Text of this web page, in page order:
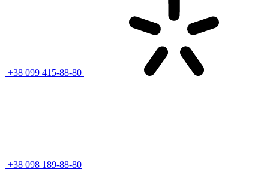
+38 099 415-88-80
+38 098 189-88-80